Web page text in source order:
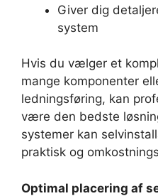
Giver dig
system
Hvis du vælger et
mange komponenter
ledningsføring, kan
være den bedste
systemer kan
praktisk og
Optimal placering af